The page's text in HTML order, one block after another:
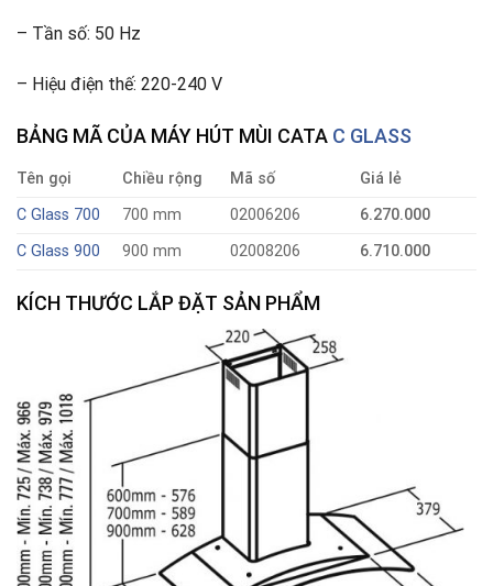
– Tần số: 50 Hz
– Hiệu điện thế: 220-240 V
BẢNG MÃ CỦA MÁY HÚT MÙI CATA C GLASS
Tên gọi Chiều rộng Mã số
Giá lẻ
C Glass 700
700 mm 02006206
6.270.000
C Glass 900
900 mm 02008206 6.710.000
KÍCH THƯỚC LẮP ĐẶT SẢN PHẨM